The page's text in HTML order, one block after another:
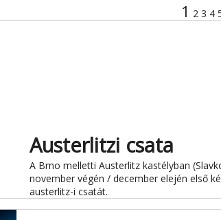
1 2 3 4
Austerlitzi csata
A Brno melletti Austerlitz kastélyban
november végén / december elején első
austerlitz-i csatát.